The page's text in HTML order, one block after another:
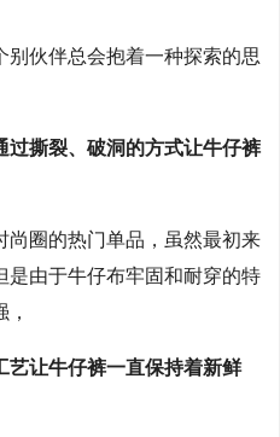
伙伴总会抱着一种探索的思
撕裂、破洞的方式让牛仔裤
圈的热门单品，虽然最初来
由于牛仔布牢固和耐穿的特
让牛仔裤一直保持着新鲜